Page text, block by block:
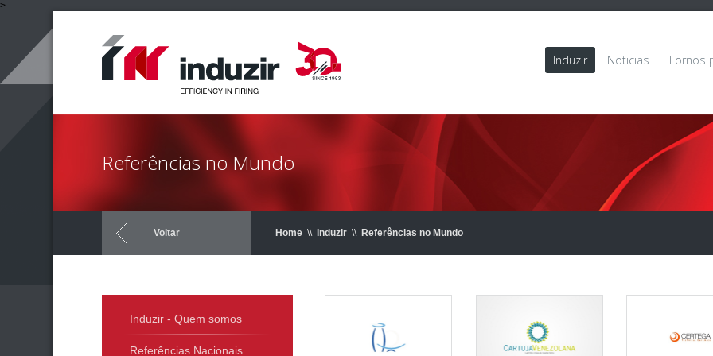
>
Induzir Noticias Fornos
Referências no Mundo
Voltar Home \\ Induzir \\ Referências no Mundo
Induzir - Quem somos
Referências Nacionais